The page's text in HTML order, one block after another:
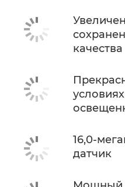
16,0-
датчик